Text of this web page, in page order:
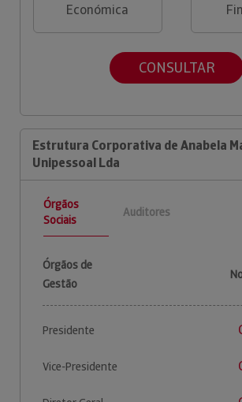
Económica
CONSULTAR
Estrutura Corporativa de Anabela
Unipessoal Lda
Órgãos
Sociais
Auditores
Órgãos de
Gestão
Presidente
Vice-Presidente